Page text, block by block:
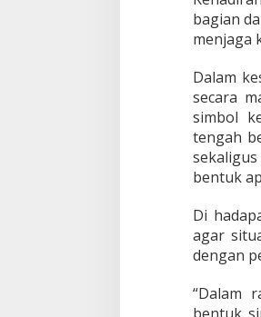
bagian
menjaga
Dalam
secara
simbol
tengah
bentuk
Di
agar
dengan
“Dalam